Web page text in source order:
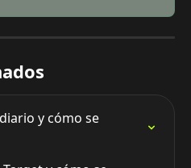
y cómo se